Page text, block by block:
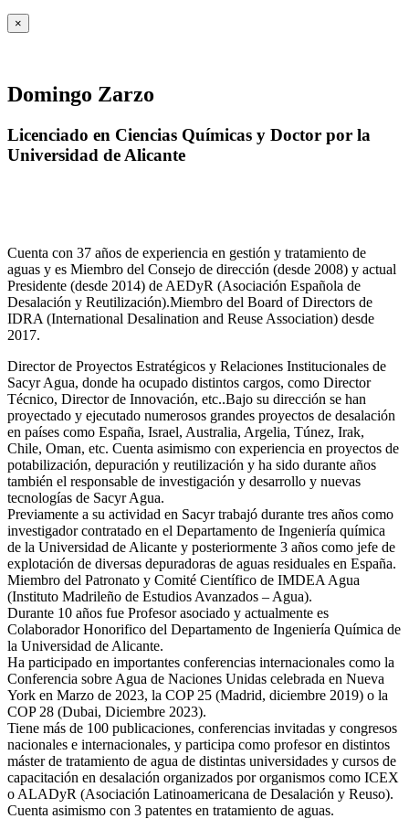
×
Domingo Zarzo
Licenciado en Ciencias Químicas y Doctor por la
Universidad de Alicante
Cuenta con 37 años de experiencia en gestión y tratamiento de
aguas y es Miembro del Consejo de dirección (desde 2008) y actual
Presidente (desde 2014) de AEDyR (Asociación Española de
Desalación y Reutilización).Miembro del Board of Directors de
IDRA (International Desalination and Reuse Association) desde
2017.
Director de Proyectos Estratégicos y Relaciones Institucionales de
Sacyr Agua, donde ha ocupado distintos cargos, como Director
Técnico, Director de Innovación, etc..Bajo su dirección se han
proyectado y ejecutado numerosos grandes proyectos de desalación
en países como España, Israel, Australia, Argelia, Túnez, Irak,
Chile, Oman, etc. Cuenta asimismo con experiencia en proyectos de
potabilización, depuración y reutilización y ha sido durante años
también el responsable de investigación y desarrollo y nuevas
tecnologías de Sacyr Agua.
Previamente a su actividad en Sacyr trabajó durante tres años como
investigador contratado en el Departamento de Ingeniería química
de la Universidad de Alicante y posteriormente 3 años como jefe de
explotación de diversas depuradoras de aguas residuales en España.
Miembro del Patronato y Comité Científico de IMDEA Agua
(Instituto Madrileño de Estudios Avanzados – Agua).
Durante 10 años fue Profesor asociado y actualmente es
Colaborador Honorifico del Departamento de Ingeniería Química de
la Universidad de Alicante.
Ha participado en importantes conferencias internacionales como la
Conferencia sobre Agua de Naciones Unidas celebrada en Nueva
York en Marzo de 2023, la COP 25 (Madrid, diciembre 2019) o la
COP 28 (Dubai, Diciembre 2023).
Tiene más de 100 publicaciones, conferencias invitadas y congresos
nacionales e internacionales, y participa como profesor en distintos
máster de tratamiento de agua de distintas universidades y cursos de
capacitación en desalación organizados por organismos como ICEX
o ALADyR (Asociación Latinoamericana de Desalación y Reuso).
Cuenta asimismo con 3 patentes en tratamiento de aguas.